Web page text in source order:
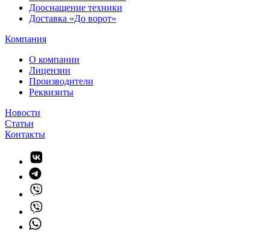
Дооснащение техники
Доставка «До ворот»
Компания
О компании
Лицензии
Производители
Реквизиты
Новости
Статьи
Контакты